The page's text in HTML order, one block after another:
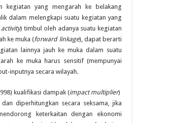
kegiatan yang mengarah ke belakang
dalam melengkapi suatu kegiatan yang
) timbul oleh adanya suatu kegiatan
ke muka (forward linkage), dapat berarti
lainnya jauh ke muka dalam suatu
ke muka harus sensitif (mempunyai
inputnya secara wilayah.
kualifikasi dampak (impact multiplier)
diperhitungkan secara seksama, jika
keterkaitan dengan ekonomi